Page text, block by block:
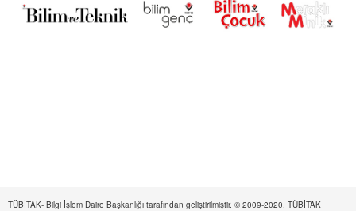
TÜBİTAK- Bilgi İşlem Daire Başkanlığı tarafından geliştirilmiştir. © 2009-2020, TÜBİTAK